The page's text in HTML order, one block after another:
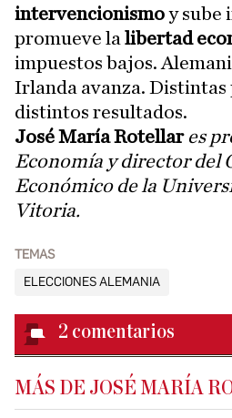
intervencionismoy sube
promueve la libertad
impuestos bajos.
Irlanda avanza. Distintas
distintos resultados.
José María Rotellar es
Economía y director del
Económico de la
Vitoria.
TEMAS
ELECCIONES ALEMANIA
2 comentarios
MÁS DE JOSÉ MARÍA